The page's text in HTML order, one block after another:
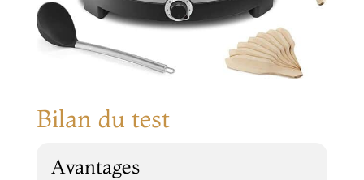
Bilan du test
Avantages